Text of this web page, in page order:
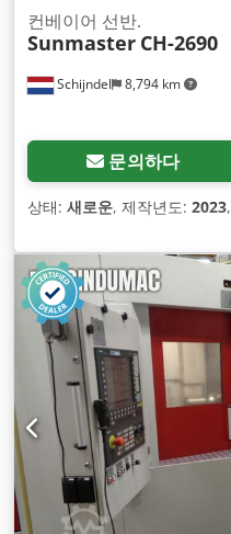
Schijndel 8,794 km
컨베이어 선반.
Sunmaster CH-2690
문의하다
상태: 새로운, 제작년도: 2023,